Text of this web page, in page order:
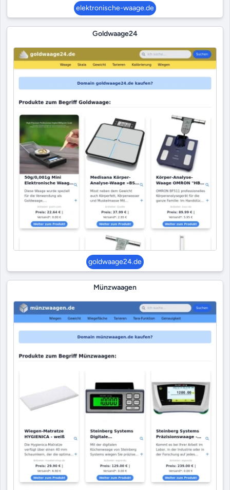
elektronische-waage.de
Goldwaage24
goldwaage24.de
Münzwaagen